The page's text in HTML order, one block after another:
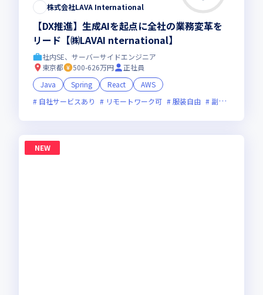
株式会社LAVA International
【DX推進】生成AIを起点に全社の業務変革を
リード【㈱LAVAI nternational】
社内SE、サーバーサイドエンジニア
東京都
500-626万円
正社員
Java
Spring React
AWS
自社サービスあり
リモートワーク可 服装自由 副業可
NEW